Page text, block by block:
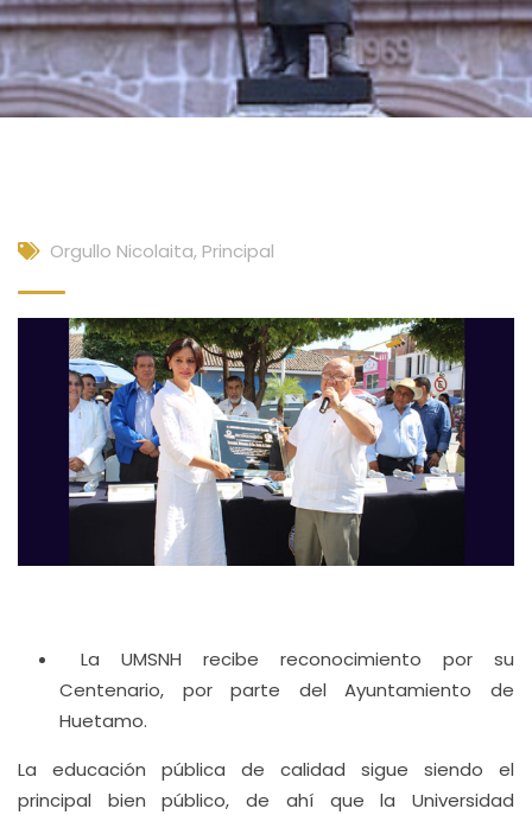
Orgullo Nicolaita, Principal
La UMSNH recibe reconocimiento por su
Centenario, por parte del Ayuntamiento de
Huetamo.
La educación pública de calidad sigue siendo el
principal bien público, de ahí que la Universidad